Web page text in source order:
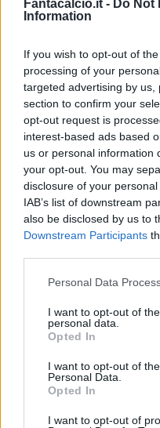
Fantacalcio.it - Do Not
Information
If you wish to opt-out of
processing of your
targeted advertising by
section to confirm your
opt-out request is
interest-based ads based
us or personal information
your opt-out. You may
disclosure of your
IAB’s list of downstream
also be disclosed by us to
Downstream Participants
Personal Data
I want to opt-out of
personal data.
Opted In
I want to opt-out of
Personal Data.
Opted In
I want to opt-out of
Riepilogo stagione
Scarica riepilogo